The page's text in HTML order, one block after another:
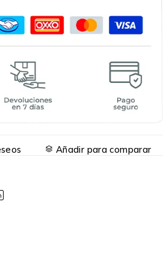
Añadir para comparar